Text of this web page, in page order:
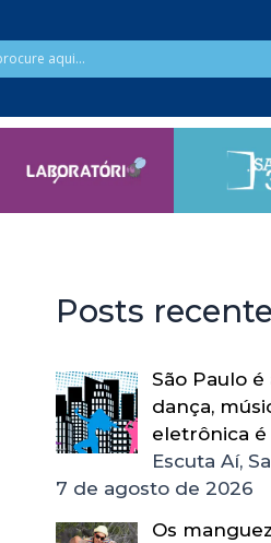
Posts
São Paulo
dança,
eletrônica
Escuta Aí,
7 de agosto de 2026
Os